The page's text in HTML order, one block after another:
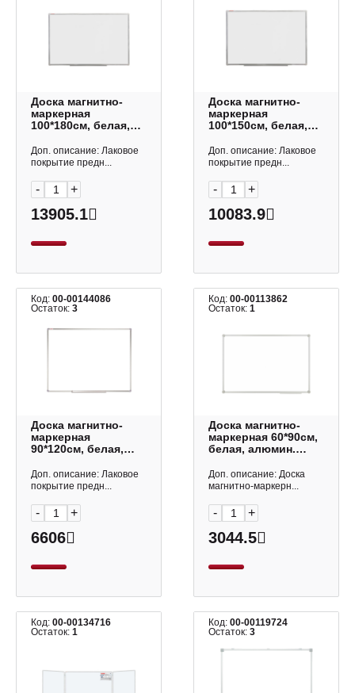
Доска магнитно-
маркерная
100*180см, белая,
"Стандарт" 235524
Brauberg
Доп. описание: Лаковое
покрытие предн...
- +
13905.1
Доска магнитно-
маркерная
100*150см, белая,
"Стандарт" 235523
Brauberg
Доп. описание: Лаковое
покрытие предн...
- +
10083.9
Код: 00-00144086
Остаток: 3
Доска магнитно-
маркерная
90*120см, белая,
Staff
Доп. описание: Лаковое
покрытие предн...
- +
6606
Код:00-00113862
Остаток:1
Доска магнитно-
маркерная 60*90см,
белая, алюмин.
OfficeSpace
Доп. описание: Доска
магнитно-маркерн...
- +
3044.5
Код: 00-00134716
Остаток: 1
Код:00-00119724
Остаток:3